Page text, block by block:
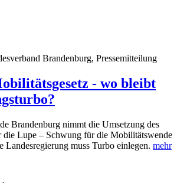
Brandenburg, Pressemitteilung
- wo bleibt
Brandenburg nimmt die Umsetzung des
die Lupe – Schwung für die Mobilitätswende
Landesregierung muss Turbo einlegen. mehr